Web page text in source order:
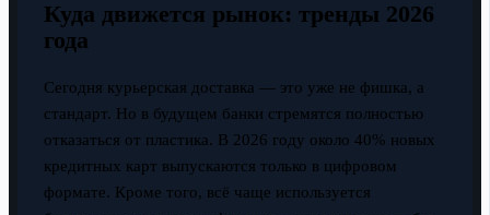
Куда движется рынок: тренды 2026
года
Сегодня курьерская доставка — это уже не фишка, а
стандарт. Но в будущем банки стремятся полностью
отказаться от пластика. В 2026 году около 40% новых
кредитных карт выпускаются только в цифровом
формате. Кроме того, всё чаще используется